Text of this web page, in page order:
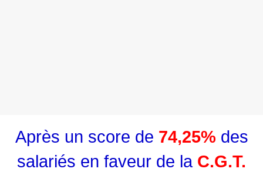
Après un score de 74,25% des
salariés en faveur de la C.G.T.